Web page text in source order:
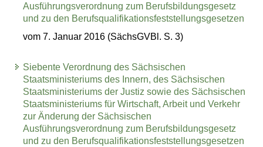
Ausführungsverordnung zum Berufsbildungsgesetz
und zu den Berufsqualifikationsfeststellungsgesetzen
vom 7. Januar 2016 (SächsGVBl. S. 3)
Siebente Verordnung des Sächsischen
Staatsministeriums des Innern, des Sächsischen
Staatsministeriums der Justiz sowie des Sächsischen
Staatsministeriums für Wirtschaft, Arbeit und Verkehr
zur Änderung der Sächsischen
Ausführungsverordnung zum Berufsbildungsgesetz
und zu den Berufsqualifikationsfeststellungsgesetzen